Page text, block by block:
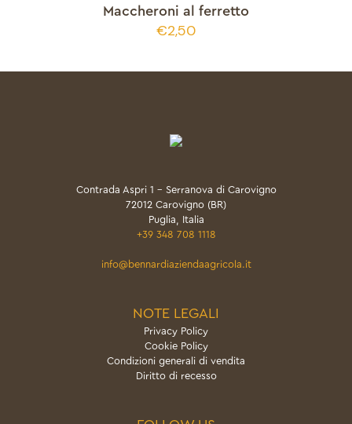
Maccheroni al ferretto
€2,50
Contrada Aspri 1 - Serranova di Carovigno
72012 Carovigno (BR)
Puglia, Italia
+39 348 708 1118
info@bennardiaziendaagricola.it
NOTE LEGALI
Privacy Policy
Cookie Policy
Condizioni generali di vendita
Diritto di recesso